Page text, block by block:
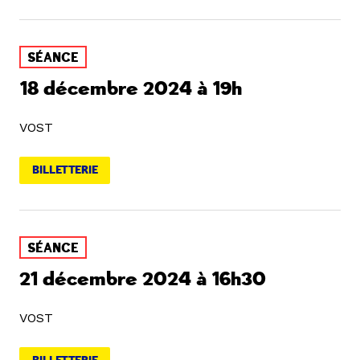
SÉANCE
18 décembre 2024 à 19h
VOST
BILLETTERIE
SÉANCE
21 décembre 2024 à 16h30
VOST